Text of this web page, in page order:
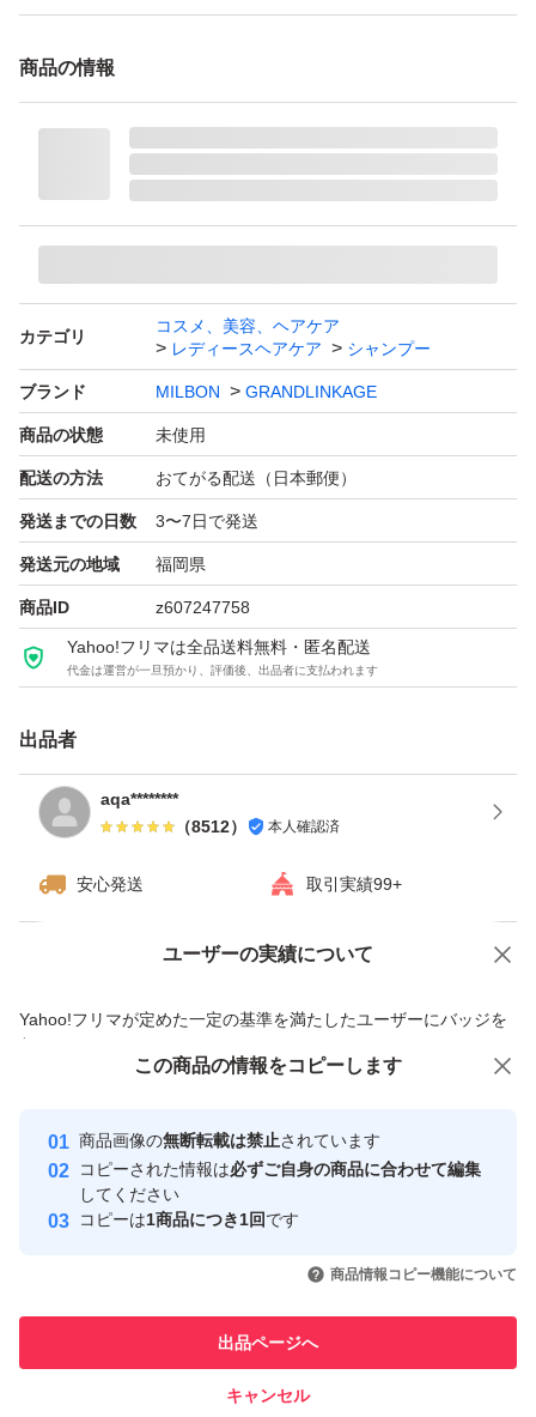
商品の情報
カテゴリ
コスメ、美容、ヘアケア
レディースヘアケア
シャンプー
ブランド MILBON GRANDLINKAGE
商品の状態 未使用
配送の方法 おてがる配送（日本郵便）
発送までの日数 3〜7日で発送
発送元の地域 福岡県
商品ID z607247758
Yahoo!フリマは全品送料無料・匿名配送
代金は運営が一旦預かり、評価後、出品者に支払われます
出品者
aqa********
（8512） 本人確認済
安心発送 取引実績99+
ユーザーの実績について
Yahoo!フリマが定めた一定の基準を満たしたユーザーにバッジを
付与しています
安心取引出品者
心・安全なユーザーです
取引実績
引を完了させた実績があります
での取引実績があります
価格の相談 商品への質問
この商品の情報をコピーします
商品画像の無断転載は禁止されています
コピーされた情報は必ずご自身の商品に合わせて編集
してください
コピーは1商品につき1回です
商品情報コピー機能について
出品ページへ
キャンセル
この商品をみている人にオススメ